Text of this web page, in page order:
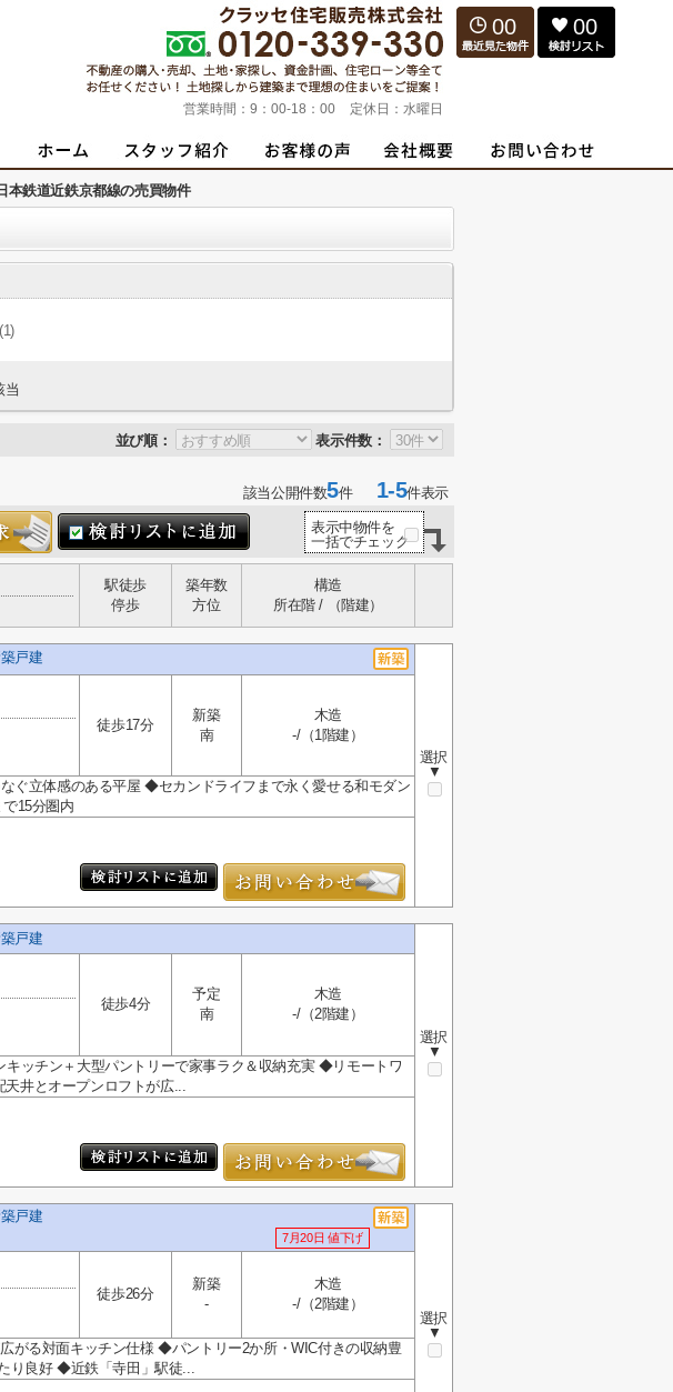
営業時間： 9：00-18：00 定休日： 水曜日
00 00
本鉄道近鉄京都線の売買物件
(1)
当
並び順： 表示件数：
該当公開件数5件1-5件表示
表示中物件を
一括でチェック
駅徒歩
停歩
築年数
方位
構造
所在階 / （階建）
戸建
選択
▼
徒歩17分
新築
南
木造
-/（1階建）
ぐ立体感のある平屋 ◆セカンドライフまで永く愛せる和モダン
15分圏内
戸建
選択
▼
徒歩4分
予定
南
木造
-/（2階建）
ッチン＋大型パントリーで家事ラク＆収納充実 ◆リモートワ
井とオープンロフトが広...
戸建
7月20日 値下げ
選択
▼
徒歩26分
新築
-
木造
-/（2階建）
る対面キッチン仕様 ◆パントリー2か所・WIC付きの収納豊
り良好 ◆近鉄「寺田」駅徒...